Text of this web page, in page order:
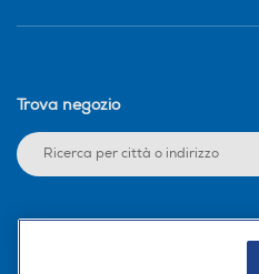
Trova negozio